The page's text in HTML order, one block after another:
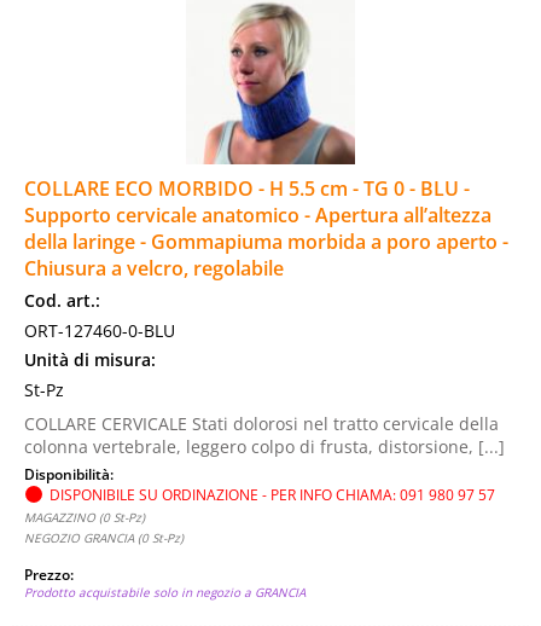
COLLARE ECO MORBIDO - H 5.5 cm - TG 0 - BLU -
Supporto cervicale anatomico - Apertura all’altezza
della laringe - Gommapiuma morbida a poro aperto -
Chiusura a velcro, regolabile
Cod. art.:
ORT-127460-0-BLU
Unità di misura:
St-Pz
COLLARE CERVICALE Stati dolorosi nel tratto cervicale della
colonna vertebrale, leggero colpo di frusta, distorsione, [...]
Disponibilità:
DISPONIBILE SU ORDINAZIONE - PER INFO CHIAMA: 091 980 97 57
MAGAZZINO (0 St-Pz)
NEGOZIO GRANCIA (0 St-Pz)
Prezzo:
Prodotto acquistabile solo in negozio a GRANCIA